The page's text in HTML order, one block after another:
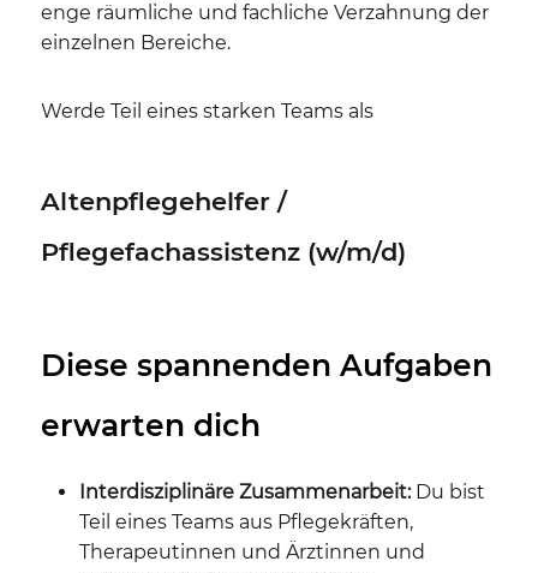
enge räumliche und fachliche Verzahnung der
einzelnen Bereiche.
Werde Teil eines starken Teams als
Altenpflegehelfer /
Pflegefachassistenz (w/m/d)
Diese spannenden Aufgaben
erwarten dich
Interdisziplinäre Zusammenarbeit:Du bist
Teil eines Teams aus Pflegekräften,
Therapeutinnen und Ärztinnen und